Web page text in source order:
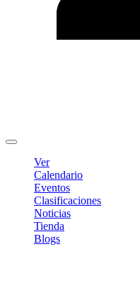
Ver
Calendario
Eventos
Clasificaciones
Noticias
Tienda
Blogs